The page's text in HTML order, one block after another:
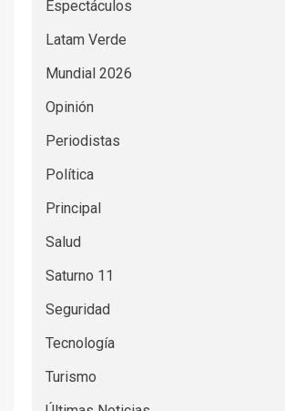
Espectáculos
Latam Verde
Mundial 2026
Opinión
Periodistas
Política
Principal
Salud
Saturno 11
Seguridad
Tecnología
Turismo